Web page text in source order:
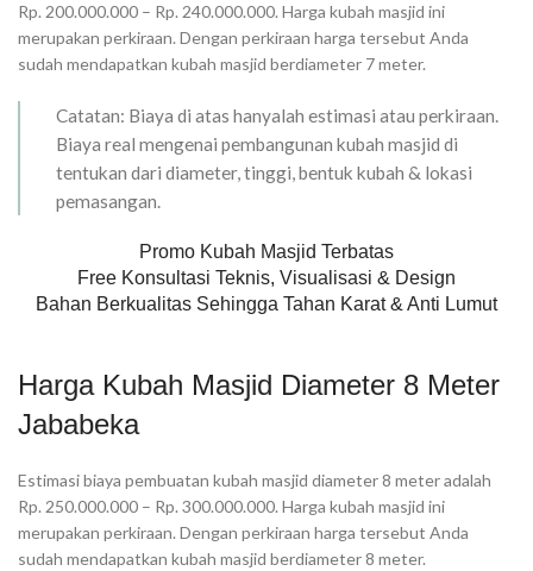
Rp. 200.000.000 – Rp. 240.000.000. Harga kubah masjid ini
merupakan perkiraan. Dengan perkiraan harga tersebut Anda
sudah mendapatkan kubah masjid berdiameter 7 meter.
Catatan: Biaya di atas hanyalah estimasi atau perkiraan.
Biaya real mengenai pembangunan kubah masjid di
tentukan dari diameter, tinggi, bentuk kubah & lokasi
pemasangan.
Promo Kubah Masjid Terbatas
Free Konsultasi Teknis, Visualisasi & Design
Bahan Berkualitas Sehingga Tahan Karat & Anti Lumut
Harga Kubah Masjid Diameter 8 Meter
Jababeka
Estimasi biaya pembuatan kubah masjid diameter 8 meter adalah
Rp. 250.000.000 – Rp. 300.000.000. Harga kubah masjid ini
merupakan perkiraan. Dengan perkiraan harga tersebut Anda
sudah mendapatkan kubah masjid berdiameter 8 meter.